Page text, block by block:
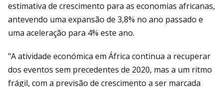
estimativa de crescimento para as economias africanas,
antevendo uma expansão de 3,8% no ano passado e
uma aceleração para 4% este ano.
"A atividade económica em África continua a recuperar
dos eventos sem precedentes de 2020, mas a um ritmo
frágil, com a previsão de crescimento a ser marcada